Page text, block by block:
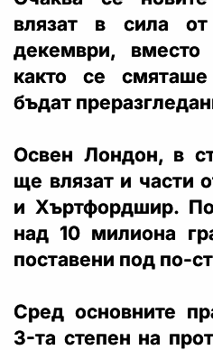
влязат в сила
декември,
както се
бъдат
Освен Лондон, в
ще влязат и части
и Хъртфордшир.
над 10 милиона
поставени под по-
Сред основните
3-та степен на